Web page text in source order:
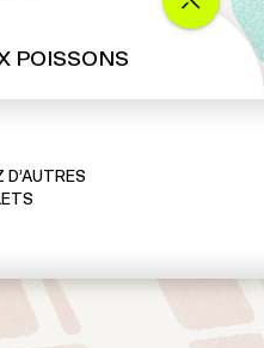
POISSONS
D’AUTRES